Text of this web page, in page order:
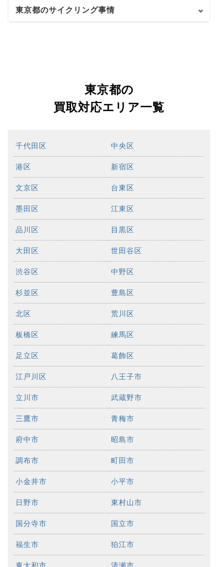
東京都のサイクリング事情
東京都の
買取対応エリア一覧
千代田区 中央区
港区 新宿区
文京区 台東区
墨田区 江東区
品川区 目黒区
大田区 世田谷区
渋谷区 中野区
杉並区 豊島区
北区 荒川区
板橋区 練馬区
足立区 葛飾区
江戸川区 八王子市
立川市 武蔵野市
三鷹市 青梅市
府中市 昭島市
調布市 町田市
小金井市 小平市
日野市 東村山市
国分寺市 国立市
福生市 狛江市